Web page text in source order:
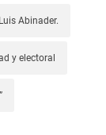
Abinader.
y electoral